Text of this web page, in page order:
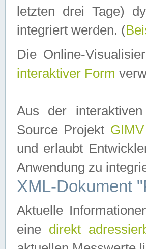
letzten drei Tage)
integriert werden. (
Die Online-
interaktiver Form
Aus der
Source Projekt GIMV
und erlaubt
Anwendung zu
XML-Dokument
Aktuelle
eine direkt